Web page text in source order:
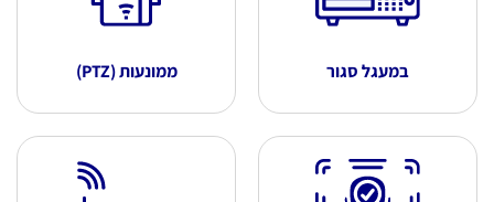
במעגל סגור ממונעות (PTZ)